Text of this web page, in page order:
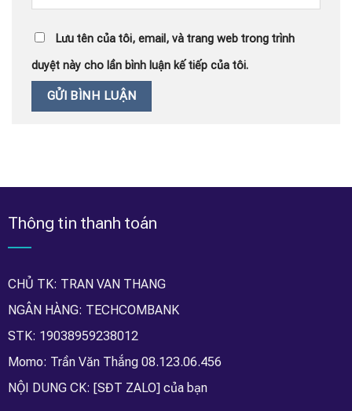
Lưu tên của tôi, email, và trang web trong trình
duyệt này cho lần bình luận kế tiếp của tôi.
Thông tin thanh toán
CHỦ TK: TRAN VAN THANG
NGÂN HÀNG: TECHCOMBANK
STK: 19038959238012
Momo: Trần Văn Thắng 08.123.06.456
NỘI DUNG CK: [SĐT ZALO] của bạn